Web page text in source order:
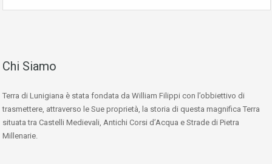
Chi Siamo
Terra di Lunigiana è stata fondata da William Filippi con l’obbiettivo di
trasmettere, attraverso le Sue proprietà, la storia di questa magnifica Terra
situata tra Castelli Medievali, Antichi Corsi d’Acqua e Strade di Pietra
Millenarie.